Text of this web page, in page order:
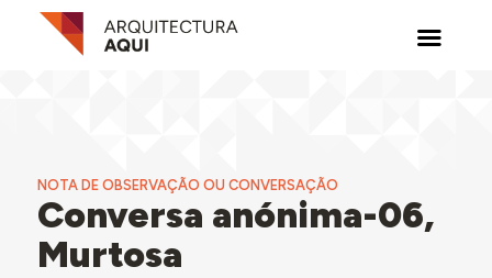
NOTA DE OBSERVAÇÃO OU CONVERSAÇÃO
Conversa anónima-06,
Murtosa